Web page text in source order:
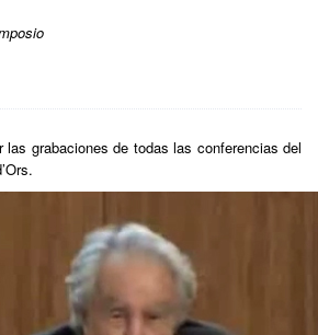
grabaciones de todas las conferencias del